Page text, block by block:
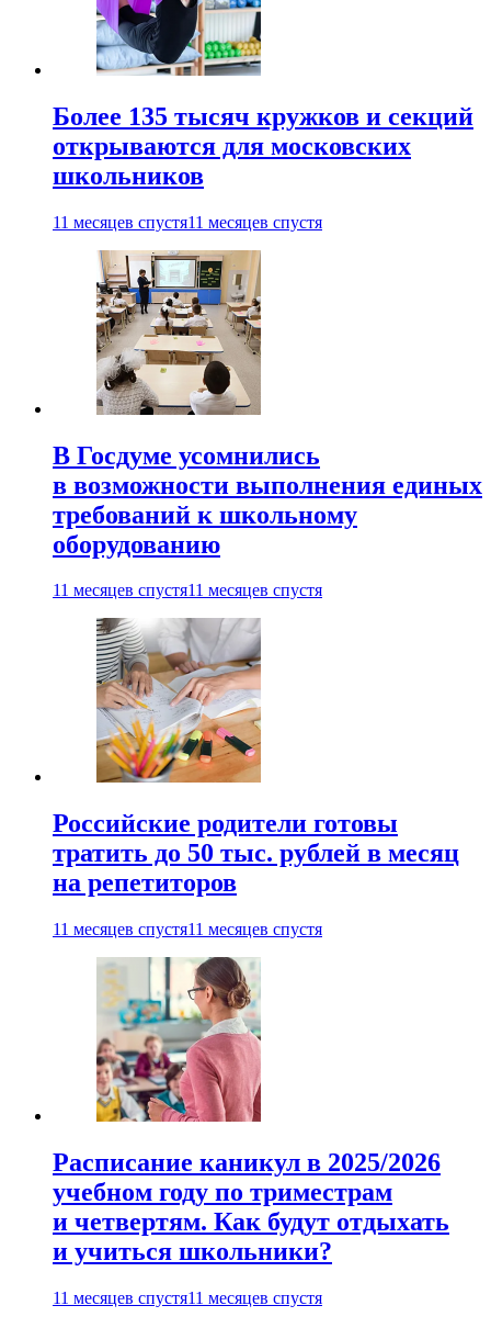
Более 135 тысяч кружков и секций
открываются для московских
школьников
11 месяцев спустя11 месяцев спустя
В Госдуме усомнились
в возможности выполнения единых
требований к школьному
оборудованию
11 месяцев спустя11 месяцев спустя
Российские родители готовы
тратить до 50 тыс. рублей в месяц
на репетиторов
11 месяцев спустя11 месяцев спустя
Расписание каникул в 2025/2026
учебном году по триместрам
и четвертям. Как будут отдыхать
и учиться школьники?
11 месяцев спустя11 месяцев спустя